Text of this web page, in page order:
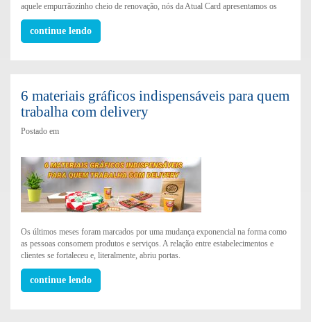
aquele empurrãozinho cheio de renovação, nós da Atual Card apresentamos os
continue lendo
6 materiais gráficos indispensáveis para quem
trabalha com delivery
Postado em
Os últimos meses foram marcados por uma mudança exponencial na forma como
as pessoas consomem produtos e serviços. A relação entre estabelecimentos e
clientes se fortaleceu e, literalmente, abriu portas.
continue lendo